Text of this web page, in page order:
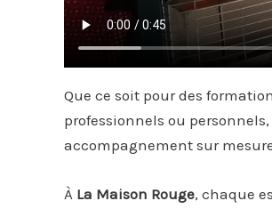
Que ce soit pour des
professionnels ou
accompagnement sur
À La Maison Rouge, chaque